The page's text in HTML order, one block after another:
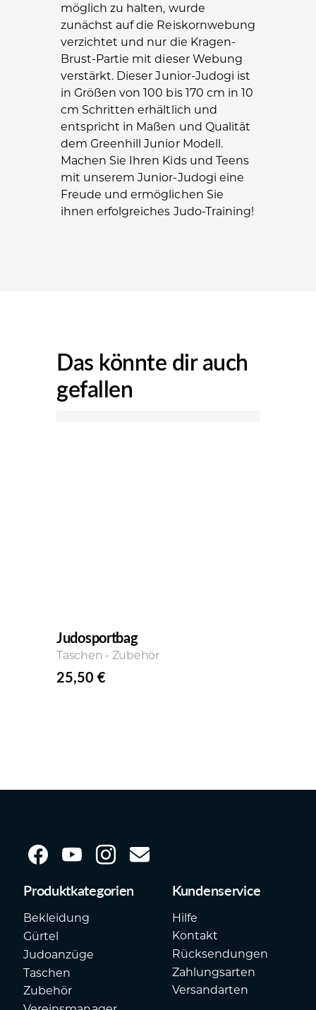
möglich zu halten, wurde
zunächst auf die Reiskornwebung
verzichtet und nur die Kragen-
Brust-Partie mit dieser Webung
verstärkt. Dieser Junior-Judogi ist
in Größen von 100 bis 170 cm in 10
cm Schritten erhältlich und
entspricht in Maßen und Qualität
dem Greenhill Junior Modell.
Machen Sie Ihren Kids und Teens
mit unserem Junior-Judogi eine
Freude und ermöglichen Sie
ihnen erfolgreiches Judo-Training!
Das könnte dir auch
gefallen
Judosportbag
Taschen - Zubehör
25,50€
Produktkategorien
Bekleidung
Gürtel
Judoanzüge
Taschen
Zubehör
Kundenservice
Hilfe
Kontakt
Rücksendungen
Zahlungsarten
Versandarten